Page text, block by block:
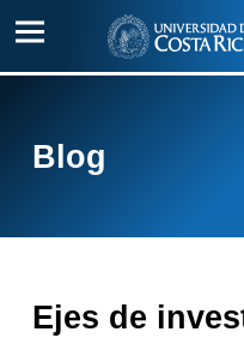
Acerca
Proyectos
Contacto
Blog
Ejes de